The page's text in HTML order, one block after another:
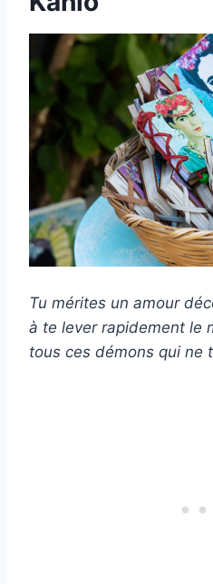
Tu mérites un amour
à te lever rapidement le
tous ces démons qui ne